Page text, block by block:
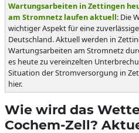
Wartungsarbeiten in Zettingen
am Stromnetz laufen aktuell: Die
wichtiger Aspekt für eine
Deutschland. Aktuell werden in
Wartungsarbeiten am Stromnetz
es heute zu vereinzelten
Situation der Stromversorgung in
hier.
Wie wird das
Cochem-Zell?